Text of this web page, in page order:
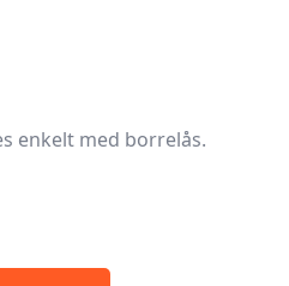
enkelt med borrelås.